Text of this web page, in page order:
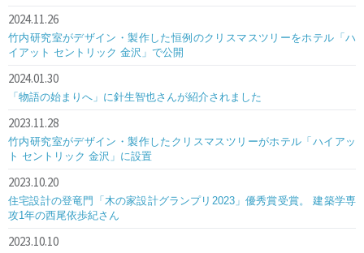
2024.11.26
竹内研究室がデザイン・製作した恒例のクリスマスツリーをホテル「ハ
イアット セントリック 金沢」で公開
2024.01.30
「物語の始まりへ」に針生智也さんが紹介されました
2023.11.28
竹内研究室がデザイン・製作したクリスマスツリーがホテル「ハイアッ
ト セントリック 金沢」に設置
2023.10.20
住宅設計の登竜門「木の家設計グランプリ2023」優秀賞受賞。 建築学専
攻1年の西尾依歩紀さん
2023.10.10